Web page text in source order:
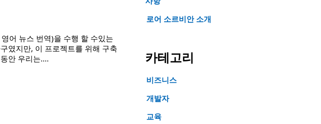
어 뉴스 번역)을 수행 할 수있는
였지만, 이 프로젝트를 위해 구축
안 우리는....
로어 소르비안 소개
카테고리
비즈니스
개발자
교육